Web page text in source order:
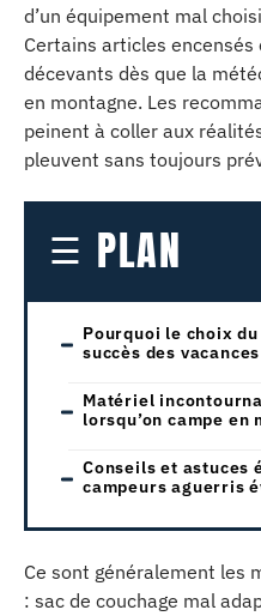
d’un équipement mal
Certains articles
décevants dès que la
en montagne. Les
peinent à coller aux
pleuvent sans toujours
PLAN
Pourquoi le choix
succès des
Matériel
lorsqu’on campe en
Conseils et astuces
campeurs aguerris
Ce sont généralement les
: sac de couchage mal